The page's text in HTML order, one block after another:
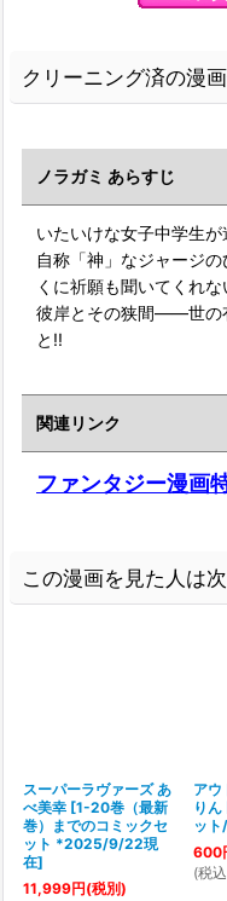
クリーニング済の漫
ノラガミ あらすじ
いたいけな女子中学生
自称「神」なジャージ
くに祈願も聞いてくれ
彼岸とその狭間――世の
と!!
関連リンク
ファンタジー漫画
この漫画を見た人は
スーパーラヴァーズ あ
べ美幸 [1-20巻（最新
巻）までのコミックセ
ット *2025/9/22現
在]
11,999円(税別)
アウ
りん
ッ
600
(税込